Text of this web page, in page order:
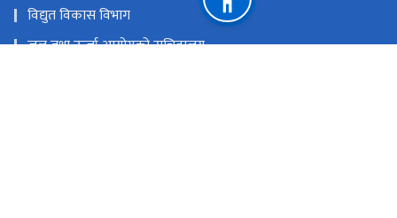
विद्युत विकास विभाग
जल तथा ऊर्जा आयोगको सचिवालय